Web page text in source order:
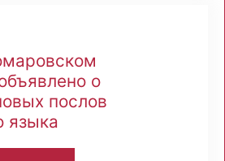
о
послов
языка